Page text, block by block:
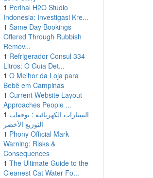
1 Perihal H2O Studio
Indonesia: Investigasi Kre...
1 Same Day Bookings
Offered Through Rubbish
Remov...
1 Refrigerador Consul 334
Litros: O Guia Det...
1 O Melhor da Loja para
Bebê em Campinas
1 Current Website Layout
Approaches People ...
1 السيارات الكهربائية : توقعات
التوزيع الأخضر
1 Phony Official Mark
Warning: Risks &
Consequences
1 The Ultimate Guide to the
Cleanest Cat Water Fo...